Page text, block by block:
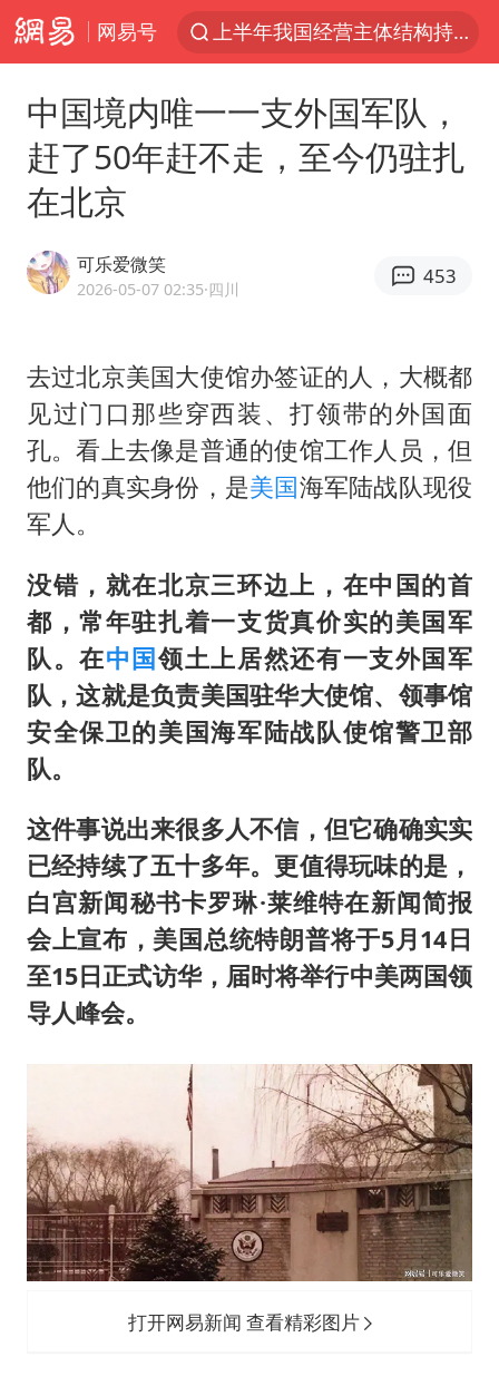
网易号
王传君 《披荆斩棘》
王艺迪2-4不敌张本美和止步4强
2025年小学教师减少13.19万
王艺迪无缘横滨赛决赛
泰国：高度重视中国游客旅游体验
上海大部迎大暴雨
蒯曼挺进WTT横滨冠军赛女单四强
以军士兵把枪口对准中国记者
笔试第一被劝弃考涉事副校长被撤职
白海豚5次眼壁置换
构建更高水平的全民健身公共服务体系
中国境内唯一一支外国军队，
赶了50年赶不走，至今仍驻扎
在北京
可乐爱微笑
2026-05-07 02:35·四川
453
去过北京美国大使馆办签证的人，大概都
见过门口那些穿西装、打领带的外国面
孔。看上去像是普通的使馆工作人员，但
他们的真实身份，是美国海军陆战队现役
军人。
没错，就在北京三环边上，在中国的首
都，常年驻扎着一支货真价实的美国军
队。在中国领土上居然还有一支外国军
队，这就是负责美国驻华大使馆、领事馆
安全保卫的美国海军陆战队使馆警卫部
队。
这件事说出来很多人不信，但它确确实实
已经持续了五十多年。更值得玩味的是，
白宫新闻秘书卡罗琳·莱维特在新闻简报
会上宣布，美国总统特朗普将于5月14日
至15日正式访华，届时将举行中美两国领
导人峰会。
打开网易新闻 查看精彩图片